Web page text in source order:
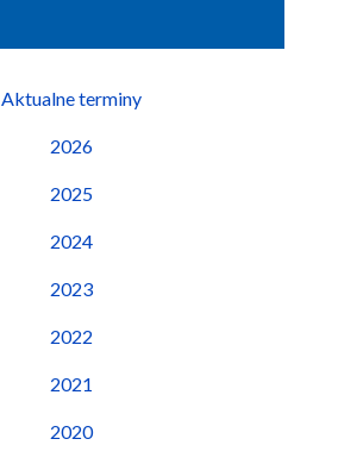
Aktualne terminy
2026
2025
2024
2023
2022
2021
2020